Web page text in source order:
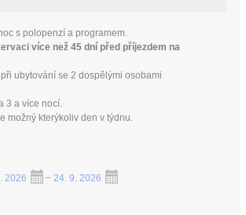
s polopenzí a programem.
více než 45 dní před příjezdem na
ubytování se 2 dospělými osobami
3 a více nocí.
možný kterýkoliv den v týdnu.
2026 – 24. 9. 2026